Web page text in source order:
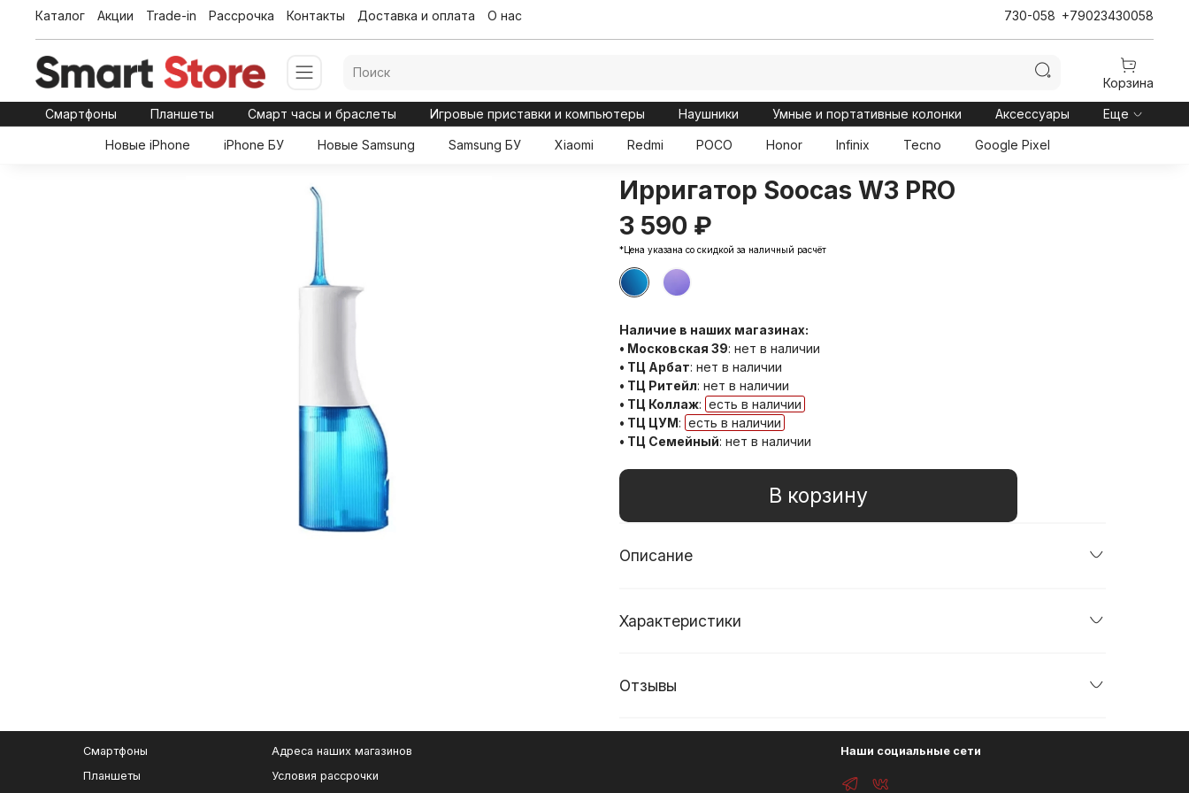
Каталог Акции Trade-in Рассрочка Контакты Доставка и оплата О нас 730-058 +79023430058
Корзина
Смартфоны Планшеты Смарт часы и браслеты Игровые приставки и компьютеры Наушники Умные и портативные колонки Аксессуары Еще
Новые iPhone iPhone БУ Новые Samsung Samsung БУ Xiaomi Redmi POCO Honor Infinix Tecno Google Pixel
Ирригатор Soocas W3 PRO
3 590 ₽
*Цена указана со скидкой за наличный расчёт
Наличие в наших магазинах:
• Московская 39: нет в наличии
• ТЦ Арбат: нет в наличии
• ТЦ Ритейл: нет в наличии
• ТЦ Коллаж: есть в наличии
• ТЦ ЦУМ: есть в наличии
• ТЦ Семейный: нет в наличии
В корзину
Описание
Характеристики
Отзывы
Смартфоны
Планшеты
Адреса наших магазинов
Условия рассрочки
Наши социальные сети